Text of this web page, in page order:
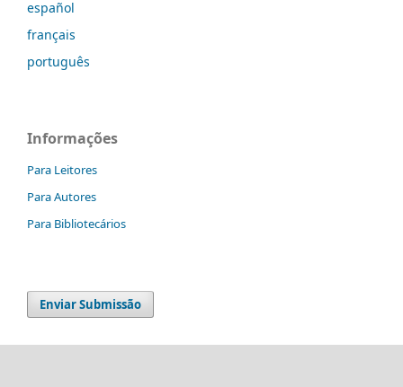
español
français
português
Informações
Para Leitores
Para Autores
Para Bibliotecários
Enviar Submissão